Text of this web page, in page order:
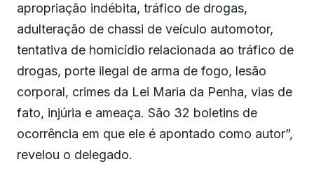
apropriação indébita, tráfico de drogas,
adulteração de chassi de veículo automotor,
tentativa de homicídio relacionada ao tráfico de
drogas, porte ilegal de arma de fogo, lesão
corporal, crimes da Lei Maria da Penha, vias de
fato, injúria e ameaça. São 32 boletins de
ocorrência em que ele é apontado como autor”,
revelou o delegado.